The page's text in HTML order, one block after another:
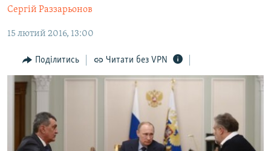
до
навігації
Перейти
пошуку
ПОЛІТИКА
БЛОГИ
ПОГЛЯД
ІНТЕРВ'Ю
СПЕЦПРОЕКТИ
ДЕПОРТАЦІЯ
ЯК ОБІЙТИ БЛОКУВАННЯ
Сергій Раззарьонов
15 лютий 2016, 13:00
Поділитись Читати без VPN